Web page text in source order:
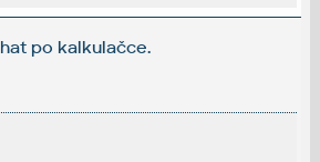
po kalkulačce.